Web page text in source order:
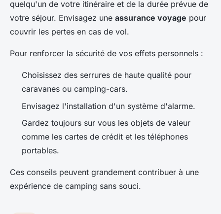
quelqu'un de votre itinéraire et de la durée prévue de
votre séjour. Envisagez une assurance voyage pour
couvrir les pertes en cas de vol.
Pour renforcer la sécurité de vos effets personnels :
Choisissez des serrures de haute qualité pour
caravanes ou camping-cars.
Envisagez l'installation d'un système d'alarme.
Gardez toujours sur vous les objets de valeur
comme les cartes de crédit et les téléphones
portables.
Ces conseils peuvent grandement contribuer à une
expérience de camping sans souci.